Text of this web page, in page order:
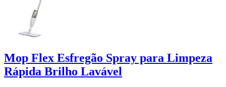
Mop Flex Esfregão Spray para Limpeza
Rápida Brilho Lavável